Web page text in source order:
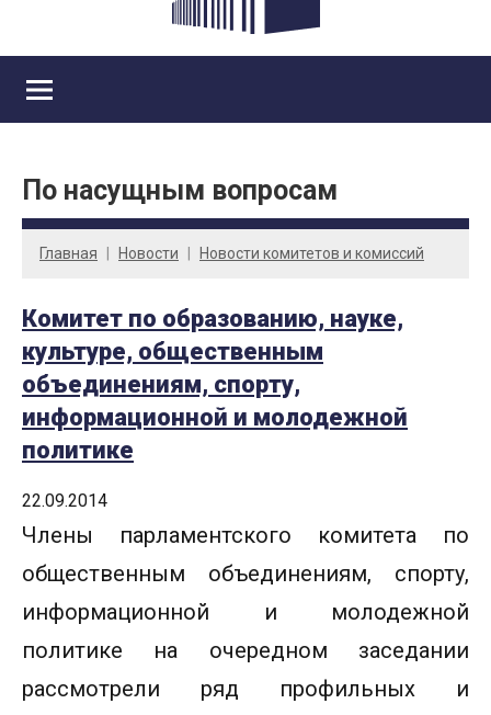
По насущным вопросам
Главная Новости Новости комитетов и комиссий
Комитет по образованию, науке,
культуре, общественным
объединениям, спорту,
информационной и молодежной
политике
22.09.2014
Члены парламентского комитета по
общественным объединениям, спорту,
информационной и молодежной
политике на очередном заседании
рассмотрели ряд профильных и